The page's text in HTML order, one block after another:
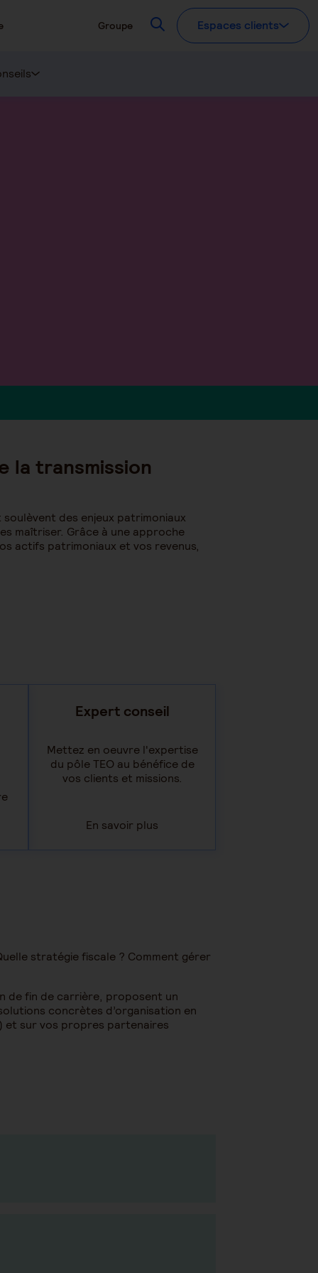
Groupe RecherchezEspaces clients
la transmission
des enjeux patrimoniaux
maîtriser. Grâce à une approche
actifs patrimoniaux et vos revenus,
Expert conseil
Mettez en oeuvre l'expertise
du pôle TEO au bénéfice de
vos clients et missions.
En savoir plus
stratégie fiscale ? Comment gérer
de fin de carrière, proposent un
concrètes d’organisation en
et sur vos propres partenaires